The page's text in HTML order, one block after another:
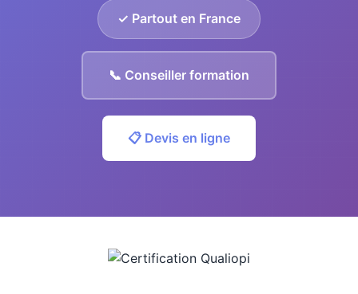
✓ Partout en France
📞 Conseiller formation
📋 Devis en ligne